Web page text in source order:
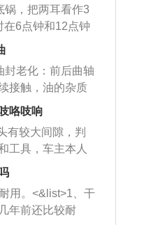
用木棍将所有的
位置处，然后将
可以将堵塞的东
为积碳过多引起
催化器泡在草酸
解决，将清洗剂
混合后，车辆启
起进入到燃烧
，就可以让三元
管堵塞的情况就
锅，把两耳看作3
在6点钟和12点钟
、双手握住
样也要打相同的
强调要反复练
肉记忆，在真实
忆也能打好方
封老化：前后曲轴
接触，油的杂质
化使其密封效果
漏油。<&list>2、
使活塞环与缸体
流入燃烧室中，
机油粘度。使用
样会有烧机油现
很好的流动性，
咯吱响
有较大间隙，判
工具，车主本人
送到修理厂或4s
套管防尘罩破
现象，使半轴磨
易损坏，产生异
用。<&list>1、干
年前还比较耐